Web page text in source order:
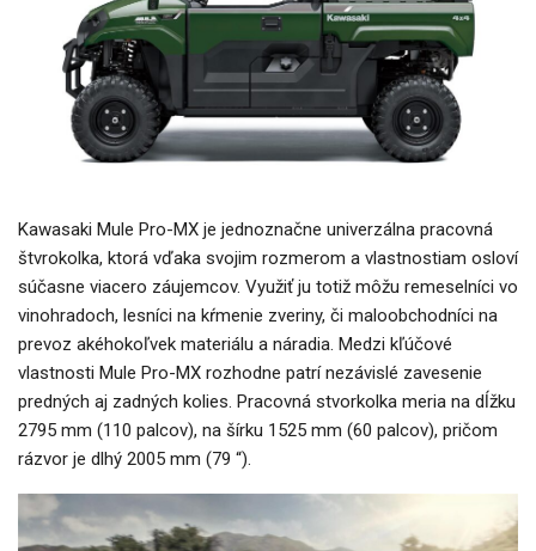
Kawasaki Mule Pro-MX je jednoznačne univerzálna pracovná
štvrokolka, ktorá vďaka svojim rozmerom a vlastnostiam osloví
súčasne viacero záujemcov. Využiť ju totiž môžu remeselníci vo
vinohradoch, lesníci na kŕmenie zveriny, či maloobchodníci na
prevoz akéhokoľvek materiálu a náradia. Medzi kľúčové
vlastnosti Mule Pro-MX rozhodne patrí nezávislé zavesenie
predných aj zadných kolies. Pracovná stvorkolka meria na dĺžku
2795 mm (110 palcov), na šírku 1525 mm (60 palcov), pričom
rázvor je dlhý 2005 mm (79 “).